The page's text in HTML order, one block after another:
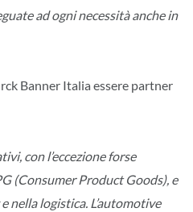
ad ogni necessità anche in
Banner Italia essere partner
con l’eccezione forse
(Consumer Product Goods), e
nella logistica. L’automotive